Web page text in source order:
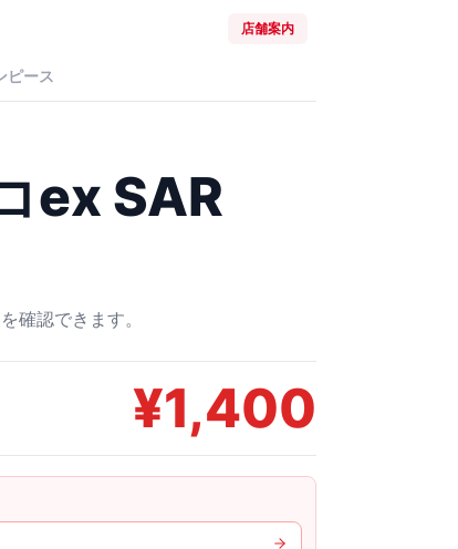
店舗案内
ピース
ex SAR
確認できます。
¥1,400